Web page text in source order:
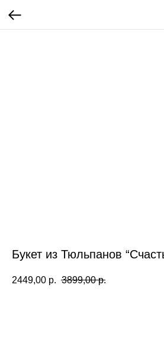
Букет из Тюльпанов
2449,00 р. 3899,00 р.